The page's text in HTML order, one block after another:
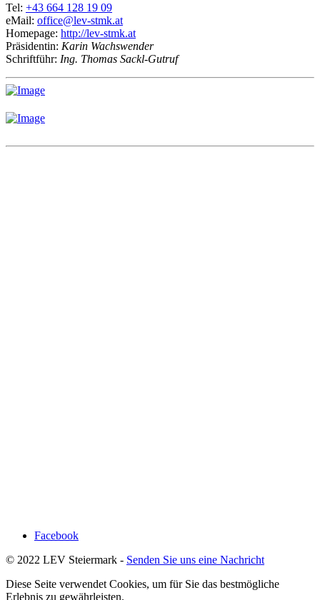
Tel: +43 664 128 19 09
eMail: office@lev-stmk.at
Homepage: http://lev-stmk.at
Präsidentin: Karin Wachswender
Schriftführ: Ing. Thomas Sackl-Gutruf
Facebook
© 2022 LEV Steiermark - Senden Sie uns eine Nachricht
Diese Seite verwendet Cookies, um für Sie das bestmögliche
Erlebnis zu gewährleisten.